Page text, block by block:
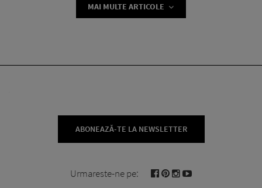
MAI MULTE ARTICOLE
ABONEAZĂ-TE LA NEWSLETTER
Urmareste-ne pe: